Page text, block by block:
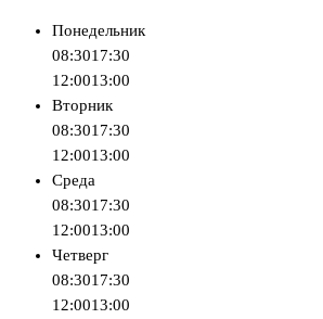
Понедельник
08:3017:30
12:0013:00
Вторник
08:3017:30
12:0013:00
Среда
08:3017:30
12:0013:00
Четверг
08:3017:30
12:0013:00